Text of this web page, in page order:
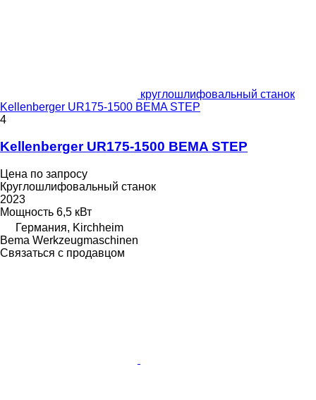
круглошлифовальный станок
Kellenberger UR175-1500 BEMA STEP
4
Kellenberger UR175-1500 BEMA STEP
Цена по запросу
Круглошлифовальный станок
2023
Мощность 6,5 кВт
Германия, Kirchheim
Bema Werkzeugmaschinen
Связаться с продавцом